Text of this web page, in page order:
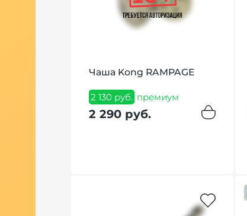
Чаша Kong RAMPAGE
2 130 руб. премиум
2 290 руб.